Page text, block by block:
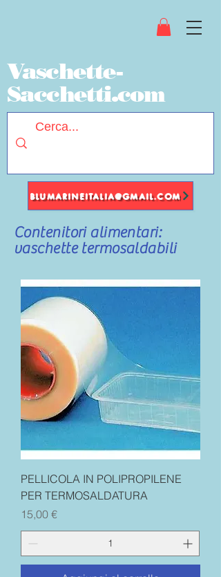
BLUMARINEITALIA@GMAIL.COM
Vaschette-
Sacchetti.com
Contenitori alimentari:
vaschette termosaldabili
PELLICOLA IN POLIPROPILENE
PER TERMOSALDATURA
Prezzo
15,00 €